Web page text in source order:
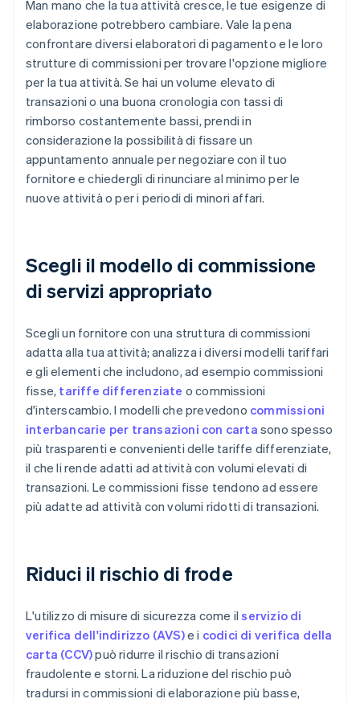
Man mano che la tua attività cresce, le tue esigenze di
elaborazione potrebbero cambiare. Vale la pena
confrontare diversi elaboratori di pagamento e le loro
strutture di commissioni per trovare l'opzione migliore
per la tua attività. Se hai un volume elevato di
transazioni o una buona cronologia con tassi di
rimborso costantemente bassi, prendi in
considerazione la possibilità di fissare un
appuntamento annuale per negoziare con il tuo
fornitore e chiedergli di rinunciare al minimo per le
nuove attività o per i periodi di minori affari.
Scegli il modello di commissione
di servizi appropriato
Scegli un fornitore con una struttura di commissioni
adatta alla tua attività; analizza i diversi modelli tariffari
e gli elementi che includono, ad esempio commissioni
fisse, tariffe differenziate o commissioni
d'interscambio. I modelli che prevedono commissioni
interbancarie per transazioni con carta sono spesso
più trasparenti e convenienti delle tariffe differenziate,
il che li rende adatti ad attività con volumi elevati di
transazioni. Le commissioni fisse tendono ad essere
più adatte ad attività con volumi ridotti di transazioni.
Riduci il rischio di frode
L'utilizzo di misure di sicurezza come ilservizio di
verifica dell'indirizzo (AVS)e i codici di verifica della
carta (CCV)può ridurre il rischio di transazioni
fraudolente e storni. La riduzione del rischio può
tradursi in commissioni di elaborazione più basse,